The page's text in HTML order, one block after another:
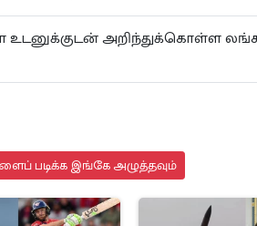
உடனுக்குடன் அறிந்துக்கொள்ள
படிக்க இங்கே அழுத்தவும்